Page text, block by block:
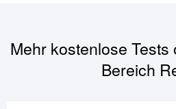
Mehr kostenlose
Bereich